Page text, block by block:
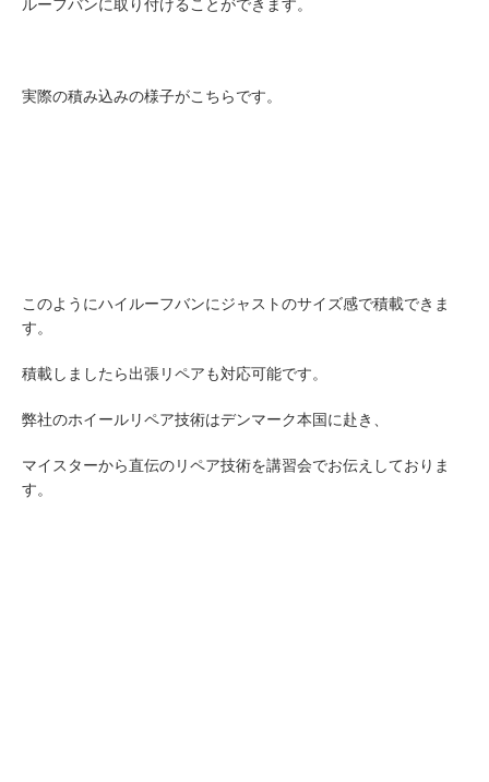
実際の積み込みの様子がこちらです。
このようにハイルーフバンにジャストのサイズ感で積載できま
す。
積載しましたら出張リペアも対応可能です。
弊社のホイールリペア技術はデンマーク本国に赴き、
マイスターから直伝のリペア技術を講習会でお伝えしておりま
す。